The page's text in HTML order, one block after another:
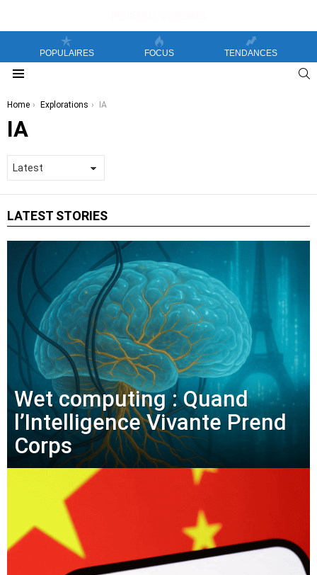
POPULAIRES FOCUS TENDANCES
You are here:
Home Explorations IA
IA
LATEST STORIES
Wet computing : Quand
l’Intelligence Vivante Prend
Corps